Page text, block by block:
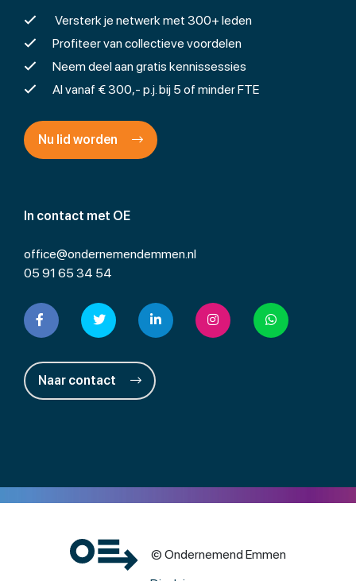
In contact met OE
office@ondernemendemmen.nl
05 91 65 34 54
Naar contact
Versterk je netwerk met 300+ leden
Profiteer van collectieve voordelen
Neem deel aan gratis kennissessies
Al vanaf € 300,- p.j. bij 5 of minder FTE
Nu lid worden
© Ondernemend Emmen